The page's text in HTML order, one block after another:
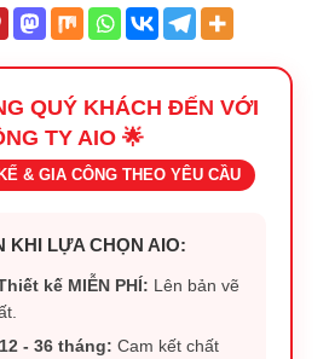
QUÝ KHÁCH ĐẾN VỚI
TY AIO 🌟
& GIA CÔNG THEO YÊU CẦU
KHI LỰA CHỌN AIO:
kế MIỄN PHÍ: Lên bản vẽ
- 36 tháng: Cam kết chất